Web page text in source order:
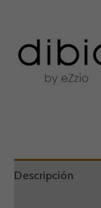
Descripción